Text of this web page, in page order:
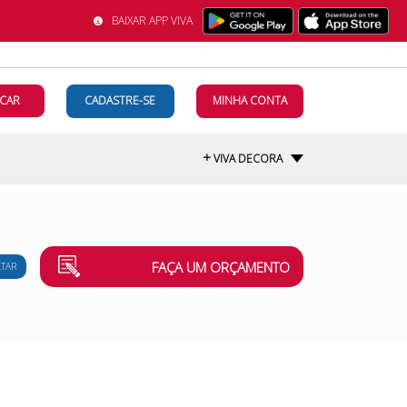
BAIXAR APP VIVA
CADASTRE-SE MINHA CONTA
+VIVA DECORA
FAÇA UM ORÇAMENTO